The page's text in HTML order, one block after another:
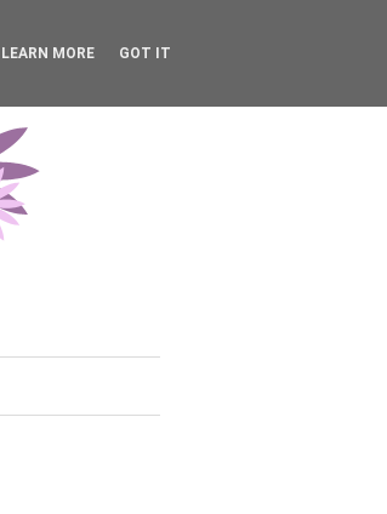
LEARN MORE GOT IT